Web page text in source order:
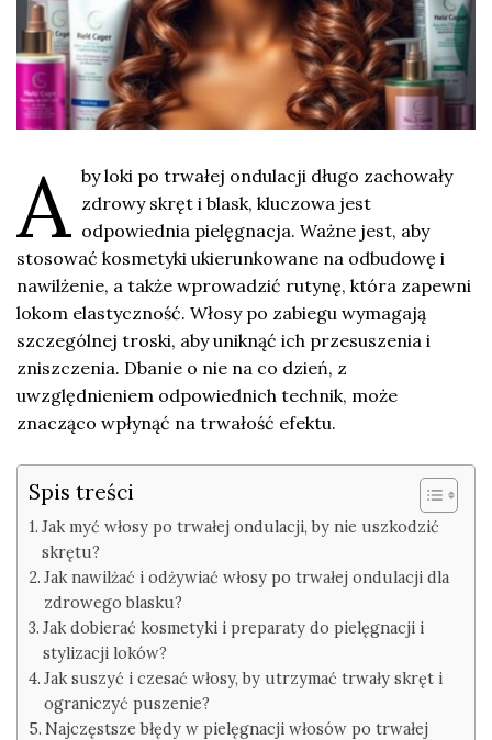
A by loki po trwałej ondulacji długo zachowały
zdrowy skręt i blask, kluczowa jest
odpowiednia pielęgnacja. Ważne jest, aby
stosować kosmetyki ukierunkowane na odbudowę i
nawilżenie, a także wprowadzić rutynę, która zapewni
lokom elastyczność. Włosy po zabiegu wymagają
szczególnej troski, aby uniknąć ich przesuszenia i
zniszczenia. Dbanie o nie na co dzień, z
uwzględnieniem odpowiednich technik, może
znacząco wpłynąć na trwałość efektu.
Spis treści
Jak myć włosy po trwałej ondulacji, by nie uszkodzić
skrętu?
Jak nawilżać i odżywiać włosy po trwałej ondulacji dla
zdrowego blasku?
Jak dobierać kosmetyki i preparaty do pielęgnacji i
stylizacji loków?
Jak suszyć i czesać włosy, by utrzymać trwały skręt i
ograniczyć puszenie?
Najczęstsze błędy w pielęgnacji włosów po trwałej